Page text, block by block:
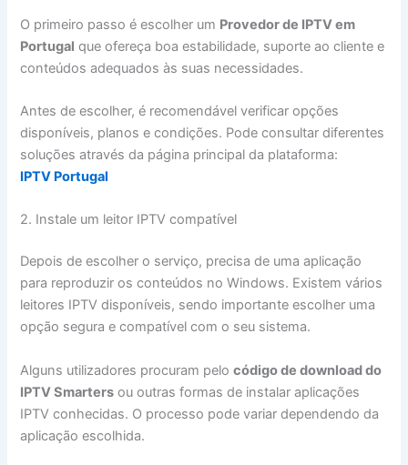
O primeiro passo é escolher um Provedor de IPTV em
Portugal que ofereça boa estabilidade, suporte ao cliente e
conteúdos adequados às suas necessidades.
Antes de escolher, é recomendável verificar opções
disponíveis, planos e condições. Pode consultar diferentes
soluções através da página principal da plataforma:
IPTV Portugal
2. Instale um leitor IPTV compatível
Depois de escolher o serviço, precisa de uma aplicação
para reproduzir os conteúdos no Windows. Existem vários
leitores IPTV disponíveis, sendo importante escolher uma
opção segura e compatível com o seu sistema.
Alguns utilizadores procuram pelocódigo de download do
IPTV Smarters ou outras formas de instalar aplicações
IPTV conhecidas. O processo pode variar dependendo da
aplicação escolhida.